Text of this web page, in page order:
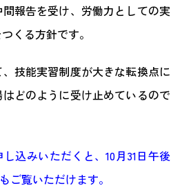
報告を受け、労働力としての実
くる方針です。
技能実習制度が大きな転換点に
どのように受け止めているので
込みいただくと、10月31日午後
ご覧いただけます。